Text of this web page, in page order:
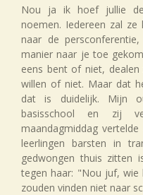
Nou ja ik hoef jullie
noemen. Iedereen zal ze
naar de
manier naar je toe
eens bent of niet,
willen of niet. Maar dat
dat is duidelijk. Mijn
basisschool en zij
maandagmiddag
leerlingen barsten in
gedwongen thuis zitten
tegen haar: "Nou juf,
zouden vinden niet naar